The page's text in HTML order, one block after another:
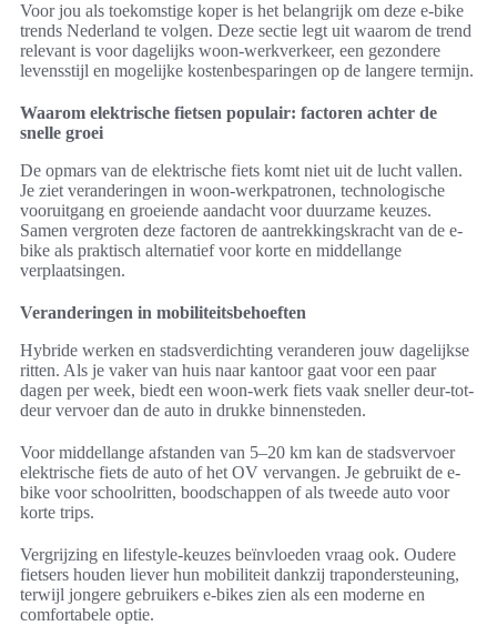
Voor jou als toekomstige koper is het belangrijk om deze e-bike
trends Nederland te volgen. Deze sectie legt uit waarom de trend
relevant is voor dagelijks woon-werkverkeer, een gezondere
levensstijl en mogelijke kostenbesparingen op de langere termijn.
Waarom elektrische fietsen populair: factoren achter de
snelle groei
De opmars van de elektrische fiets komt niet uit de lucht vallen.
Je ziet veranderingen in woon-werkpatronen, technologische
vooruitgang en groeiende aandacht voor duurzame keuzes.
Samen vergroten deze factoren de aantrekkingskracht van de e-
bike als praktisch alternatief voor korte en middellange
verplaatsingen.
Veranderingen in mobiliteitsbehoeften
Hybride werken en stadsverdichting veranderen jouw dagelijkse
ritten. Als je vaker van huis naar kantoor gaat voor een paar
dagen per week, biedt een woon-werk fiets vaak sneller deur-tot-
deur vervoer dan de auto in drukke binnensteden.
Voor middellange afstanden van 5–20 km kan de stadsvervoer
elektrische fiets de auto of het OV vervangen. Je gebruikt de e-
bike voor schoolritten, boodschappen of als tweede auto voor
korte trips.
Vergrijzing en lifestyle-keuzes beïnvloeden vraag ook. Oudere
fietsers houden liever hun mobiliteit dankzij trapondersteuning,
terwijl jongere gebruikers e-bikes zien als een moderne en
comfortabele optie.